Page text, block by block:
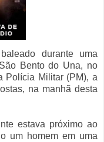
durante uma
Bento do Una, no
Polícia Militar (PM), a
na manhã desta
estava próximo ao
um homem em uma